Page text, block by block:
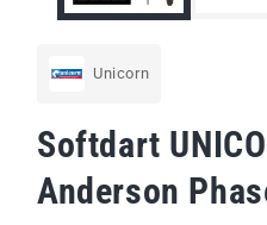
Unicorn
Softdart
Anderson